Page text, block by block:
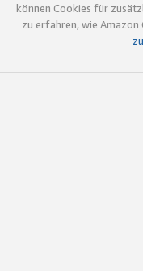
können Cookies für
zu erfahren, wie